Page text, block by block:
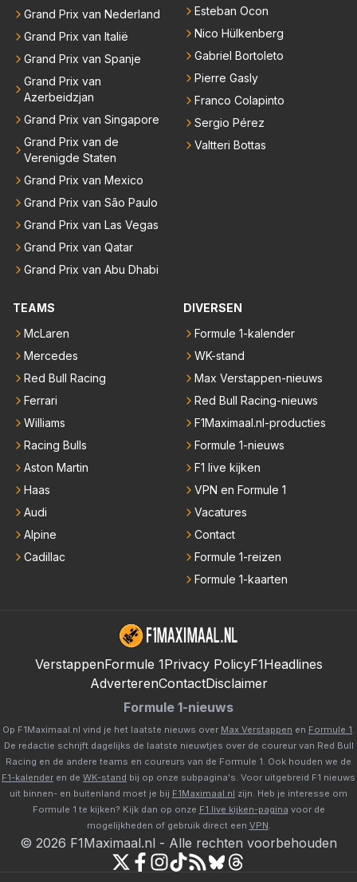
Grand Prix van Nederland
Grand Prix van Italië
Grand Prix van Spanje
Grand Prix van
Azerbeidzjan
Grand Prix van Singapore
Grand Prix van de
Verenigde Staten
Grand Prix van Mexico
Grand Prix van São Paulo
Grand Prix van Las Vegas
Grand Prix van Qatar
Grand Prix van Abu Dhabi
Esteban Ocon
Nico Hülkenberg
Gabriel Bortoleto
Pierre Gasly
Franco Colapinto
Sergio Pérez
Valtteri Bottas
TEAMS
McLaren
Mercedes
Red Bull Racing
Ferrari
Williams
Racing Bulls
Aston Martin
Haas
Audi
Alpine
Cadillac
DIVERSEN
Formule 1-kalender
WK-stand
Max Verstappen-nieuws
Red Bull Racing-nieuws
F1Maximaal.nl-producties
Formule 1-nieuws
F1 live kijken
VPN en Formule 1
Vacatures
Contact
Formule 1-reizen
Formule 1-kaarten
VerstappenFormule 1Privacy PolicyF1Headlines
AdverterenContactDisclaimer
Formule 1-nieuws
Op F1Maximaal.nl vind je het laatste nieuws over Max Verstappen en Formule 1.
De redactie schrijft dagelijks de laatste nieuwtjes over de coureur van Red Bull
Racing en de andere teams en coureurs van de Formule 1. Ook houden we de
F1-kalender en de WK-stand bij op onze subpagina's. Voor uitgebreid F1 nieuws
uit binnen- en buitenland moet je bij F1Maximaal.nl zijn. Heb je interesse om
Formule 1 te kijken? Kijk dan op onze F1 live kijken-pagina voor de
mogelijkheden of gebruik direct een VPN.
© 2026 F1Maximaal.nl - Alle rechten voorbehouden